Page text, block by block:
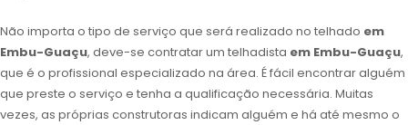
Não importa o tipo de serviço que será realizado no telhado em
Embu-Guaçu, deve-se contratar um telhadista em Embu-Guaçu,
que é o profissional especializado na área. É fácil encontrar alguém
que preste o serviço e tenha a qualificação necessária. Muitas
vezes, as próprias construtoras indicam alguém e há até mesmo o